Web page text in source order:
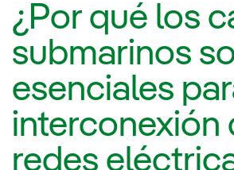
¿Por qué los
submarinos
esenciales
interconexión
redes